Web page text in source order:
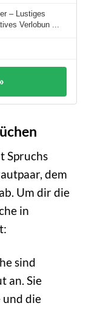
– Lustiges
Verlobun ...
Spruchs
dem
Um dir die
in
sind
an. Sie
und die